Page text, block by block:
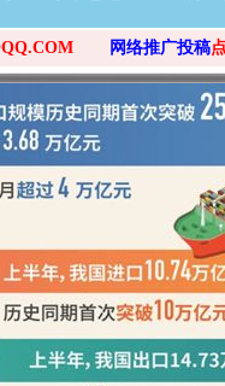
网络推广投稿